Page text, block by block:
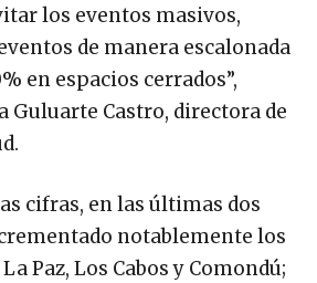
los eventos masivos,
de manera escalonada
en espacios cerrados”,
Guluarte Castro, directora de
cifras, en las últimas dos
notablemente los
Paz, Los Cabos y Comondú;